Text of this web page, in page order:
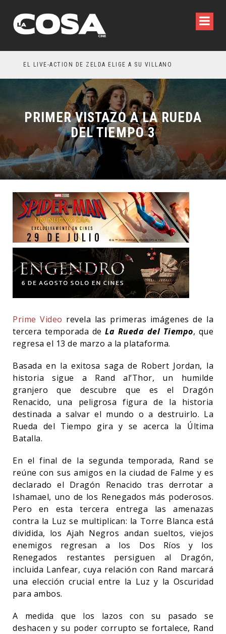
EL LIVE-ACTION DE ZELDA ELIGE A SU VILLANO
PRIMER VISTAZO A LA RUEDA
DEL TIEMPO 3
Prime Video revela las primeras imágenes de la
tercera temporada deLa Rueda del Tiempo, que
regresa el 13 de marzo a la plataforma.
Basada en la exitosa saga de Robert Jordan, la
historia sigue a Rand al’Thor, un humilde
granjero que descubre que es el Dragón
Renacido, una peligrosa figura de la historia
destinada a salvar el mundo o a destruirlo. La
Rueda del Tiempo gira y se acerca la Última
Batalla.
En el final de la segunda temporada, Rand se
reúne con sus amigos en la ciudad de Falme y es
declarado el Dragón Renacido tras derrotar a
Ishamael, uno de los Renegados más poderosos.
Pero en esta tercera entrega las amenazas
contra la Luz se multiplican: la Torre Blanca está
dividida, los Ajah Negros andan sueltos, viejos
enemigos regresan a los Dos Ríos y los
Renegados restantes persiguen al Dragón,
incluida Lanfear, cuya relación con Rand marcará
una elección crucial entre la Luz y la Oscuridad
para ambos.
A medida que los lazos con su pasado se
deshacen y su poder corrupto se fortalece, Rand